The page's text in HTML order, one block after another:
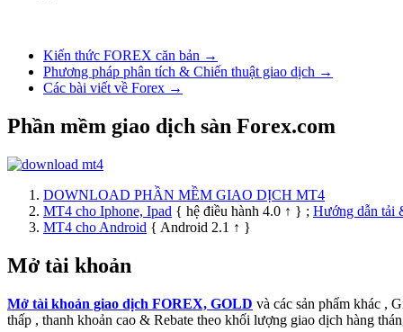
Kiến thức FOREX căn bản →
Phương pháp phân tích & Chiến thuật giao dịch →
Các bài viết về Forex →
Phần mềm giao dịch sàn Forex.com
DOWNLOAD PHẦN MỀM GIAO DỊCH MT4
MT4 cho Iphone, Ipad { hệ điều hành 4.0 ↑ } ; Hướng dẫn tải
MT4 cho Android { Android 2.1 ↑ }
Mở tài khoản
Mở tài khoản giao dịch FOREX, GOLD và các sản phẩm khác ,
thấp , thanh khoản cao & Rebate theo khối lượng giao dịch hàng